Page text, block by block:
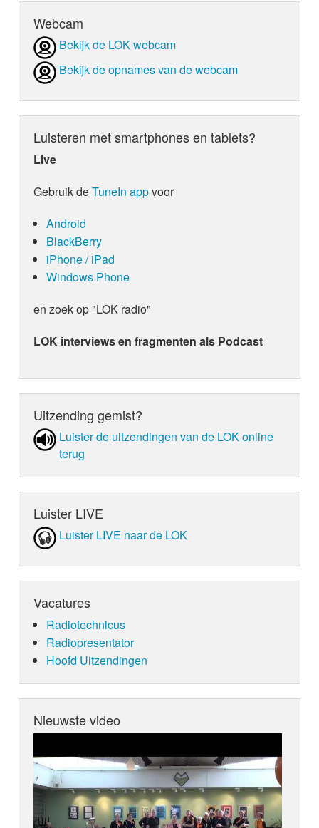
Webcam
Bekijk de LOK webcam
Bekijk de opnames van de webcam
Luisteren met smartphones en tablets?
Live
Gebruik deTuneIn appvoor
Android
BlackBerry
iPhone / iPad
Windows Phone
en zoek op "LOK radio"
LOK interviews en fragmenten als Podcast
Uitzending gemist?
Luister de uit­zen­din­gen van de LOK online
terug
Luister LIVE
Luister LIVE naar de LOK
Vacatures
Radiotechnicus
Radiopresentator
Hoofd Uitzendingen
Nieuwste video